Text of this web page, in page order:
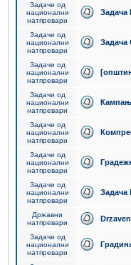
Задачи од
национални
натпревари
Задача
Задачи од
национални
натпревари
Задача
Задачи од
национални
натпревари
Задачи од
национални
натпревари
Задачи од
национални
натпревари
Задачи од
национални
натпревари
Задачи од
национални
натпревари
Задача
Државни
натпревари
Задачи од
национални
натпревари